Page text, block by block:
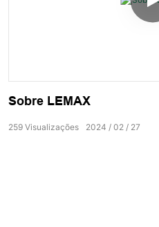
Sobre LEMAX
2024 02 27
259 Visualizações